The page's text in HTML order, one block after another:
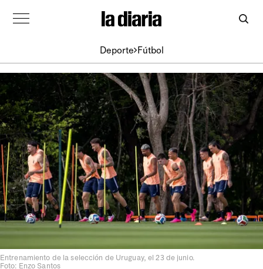
Deporte Fútbol
Entrenamiento de la selección de Uruguay, el 23 de junio.
Foto: Enzo Santos